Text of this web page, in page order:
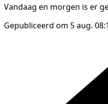
Vandaag en morgen is er
Gepubliceerd om 5 aug.